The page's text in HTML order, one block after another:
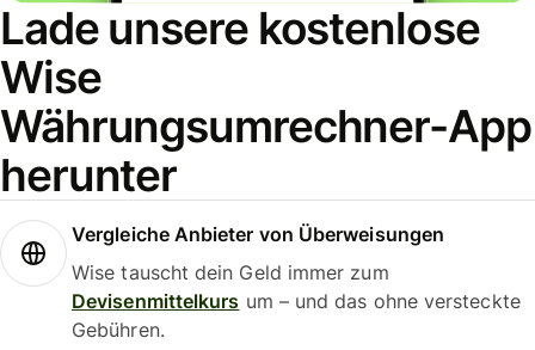
Lade unsere kostenlose
Wise
Währungsumrechner-App
herunter
Vergleiche Anbieter von Überweisungen
Wise tauscht dein Geld immer zum
Devisenmittelkurs um – und das ohne versteckte
Gebühren.